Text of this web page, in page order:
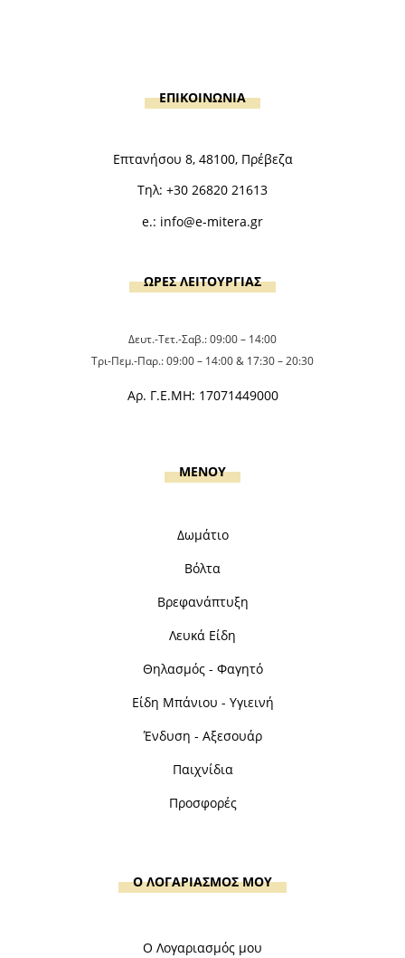
ΕΠΙΚΟΙΝΩΝΙΑ
Επτανήσου 8, 48100, Πρέβεζα
Τηλ: +30 26820 21613
e.: info@e-mitera.gr
ΩΡΕΣ ΛΕΙΤΟΥΡΓΙΑΣ
Δευτ.-Τετ.-Σαβ.: 09:00 – 14:00
Τρι-Πεμ.-Παρ.: 09:00 – 14:00 & 17:30 – 20:30
Αρ. Γ.Ε.ΜΗ: 17071449000
MENOY
Δωμάτιο
Βόλτα
Βρεφανάπτυξη
Λευκά Είδη
Θηλασμός - Φαγητό
Είδη Μπάνιου - Υγιεινή
Ένδυση - Αξεσουάρ
Παιχνίδια
Προσφορές
Ο ΛΟΓΑΡΙΑΣΜΟΣ ΜΟΥ
Ο Λογαριασμός μου